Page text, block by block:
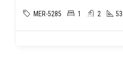
MER-5285 1 2 53